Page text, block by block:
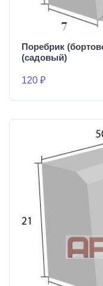
Поребрик
(садовый)
120 ₽